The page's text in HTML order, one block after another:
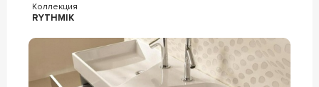
Коллекция
RYTHMIK